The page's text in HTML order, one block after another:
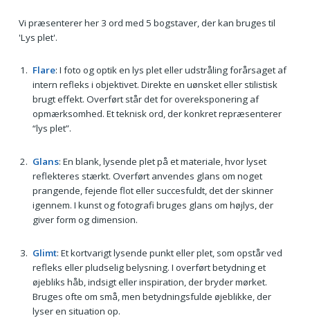
Vi præsenterer her 3 ord med 5 bogstaver, der kan bruges til
'Lys plet'.
Flare: I foto og optik en lys plet eller udstråling forårsaget af
intern refleks i objektivet. Direkte en uønsket eller stilistisk
brugt effekt. Overført står det for overeksponering af
opmærksomhed. Et teknisk ord, der konkret repræsenterer
“lys plet”.
Glans: En blank, lysende plet på et materiale, hvor lyset
reflekteres stærkt. Overført anvendes glans om noget
prangende, fejende flot eller succesfuldt, det der skinner
igennem. I kunst og fotografi bruges glans om højlys, der
giver form og dimension.
Glimt: Et kortvarigt lysende punkt eller plet, som opstår ved
refleks eller pludselig belysning. I overført betydning et
øjebliks håb, indsigt eller inspiration, der bryder mørket.
Bruges ofte om små, men betydningsfulde øjeblikke, der
lyser en situation op.